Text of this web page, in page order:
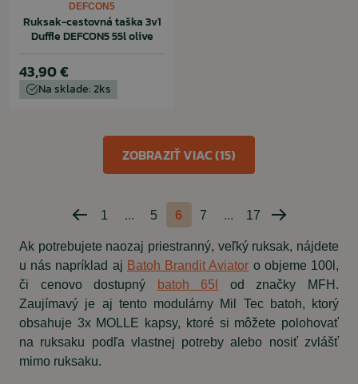
DEFCON5
Ruksak-cestovná taška 3v1
Duffle DEFCON5 55l olive
43,90 €
Na sklade: 2ks
Predchádzajúca
strana
1 ... 5 6 7 ... 17
Nasledujúca
strana
ZOBRAZIŤ VIAC (15)
Ak potrebujete naozaj priestranný, veľký ruksak, nájdete
u nás napríklad aj Batoh Brandit Aviator o objeme 100l,
či cenovo dostupný
batoh 65l
od značky MFH.
Zaujímavý je aj tento modulárny Mil Tec batoh, ktorý
obsahuje 3x MOLLE kapsy, ktoré si môžete polohovať
na ruksaku podľa vlastnej potreby alebo nosiť zvlášť
mimo ruksaku.